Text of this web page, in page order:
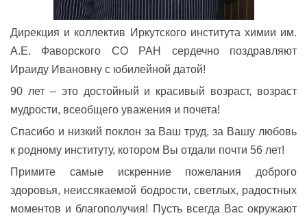
Дирекция и коллектив Иркутского института химии им.
А.Е. Фаворского СО РАН сердечно поздравляют
Ираиду Ивановну с юбилейной датой!
90 лет – это достойный и красивый возраст, возраст
мудрости, всеобщего уважения и почета!
Спасибо и низкий поклон за Ваш труд, за Вашу любовь
к родному институту, котором Вы отдали почти 56 лет!
Примите самые искренние пожелания доброго
здоровья, неиссякаемой бодрости, светлых, радостных
моментов и благополучия! Пусть всегда Вас окружают